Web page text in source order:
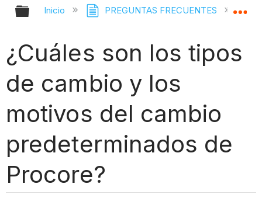
Expandir/contraer jerarquía global
Inicio PREGUNTAS FRECUENTES
¿Cuáles son los tipos
de cambio y los
motivos del cambio
predeterminados de
Procore?